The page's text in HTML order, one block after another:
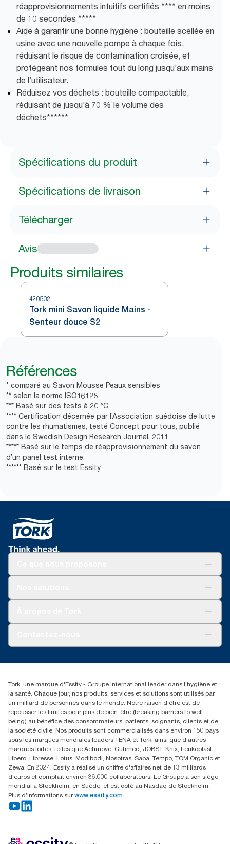
réapprovisionnements intuitifs certifiés **** en moins
de 10 secondes *****
Aide à garantir une bonne hygiène : bouteille scellée en
usine avec une nouvelle pompe à chaque fois,
réduisant le risque de contamination croisée, et
protégeant nos formules tout du long jusqu’aux mains
de l’utilisateur.
Réduisez vos déchets : bouteille compactable,
réduisant de jusqu’à 70 % le volume des
déchets******
Spécifications du produit
Spécifications de livraison
Télécharger
Avis
Produits similaires
420502
Tork mini Savon liquide Mains -
Senteur douce S2
Références
* comparé au Savon Mousse Peaux sensibles
** selon la norme ISO16128
*** Basé sur des tests à 20 °C
**** Certification décernée par l’Association suédoise de lutte
contre les rhumatismes, testé Concept pour tous, publié
dans le Swedish Design Research Journal, 2011.
***** Basé sur le temps de réapprovisionnement du savon
d’un panel test interne.
****** Basé sur le test Essity
Réclamation pour distributeurs
02 766 05 30
Essity Belgium NV
Berkenlaan 8B
1831 MACHELEN
Tork, une marque d'Essity - Groupe international leader dans l'hygiène et
la santé. Chaque jour, nos produits, services et solutions sont utilisés par
un milliard de personnes dans le monde. Notre raison d’être est de
repousser les limites pour plus de bien-être (breaking barriers to well-
being) au bénéfice des consommateurs, patients, soignants, clients et de
la société civile. Nos produits sont commercialisés dans environ 150 pays
sous les marques mondiales leaders TENA et Tork, ainsi que d'autres
marques fortes, telles que Actimove, Cutimed, JOBST, Knix, Leukoplast,
Libero, Libresse, Lotus, Modibodi, Nosotras, Saba, Tempo, TOM Organic et
Zewa. En 2024, Essity a réalisé un chiffre d'affaires net de 13 milliards
d'euros et comptait environ 36.000 collaborateurs. Le Groupe a son siège
mondial à Stockholm, en Suède, et est coté au Nasdaq de Stockholm.
Plus d’informations sur www.essity.com